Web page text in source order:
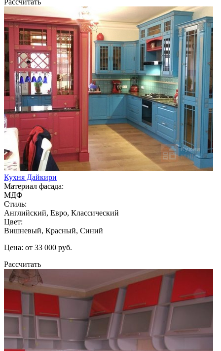
Кухня Дайкири
Материал фасада:
МДФ
Стиль:
Английский, Евро, Классический
Цвет:
Вишневый, Красный, Синий
Цена: от 33 000 руб.
Рассчитать